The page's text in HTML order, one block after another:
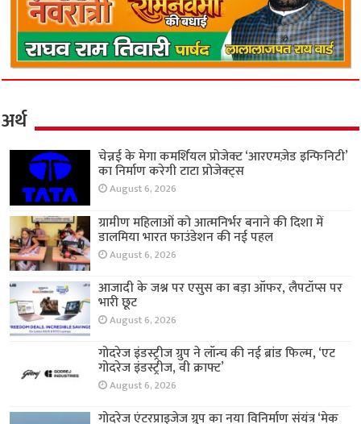
अर्थ
चेन्नई के मेगा कमर्शियल प्रोजेक्ट ‘आरएमज़ेड इन्फिनिटी’
का निर्माण करेगी टाटा प्रोजेक्ट्स
August 6, 2026
ग्रामीण महिलाओं को आत्मनिर्भर बनाने की दिशा में
डालमिया भारत फाउंडेशन की नई पहल
August 6, 2026
आजादी के जश्न पर एसुस का बड़ा ऑफर, लैपटॉप्स पर
भारी छूट
August 6, 2026
गोदरेज इंडस्ट्रीज ग्रुप ने लॉन्च की नई ब्रांड फिल्म, ‘एट
गोदरेज इंडस्ट्रीज, वी क्राफ्ट’
August 6, 2026
गोदरेज एंटरप्राइजेज ग्रुप का नया विनिर्माण संयंत्र ‘मेक